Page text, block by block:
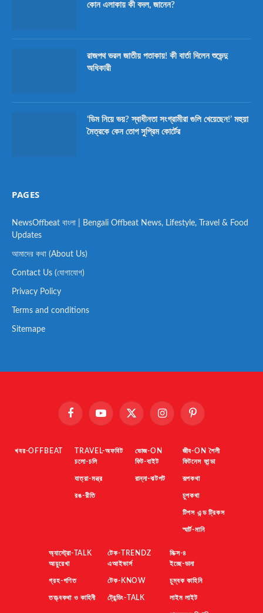
কোন এলাকায় কী বদল, জানেন?
রাজপথ ভরল জাতীয় পতাকায়! কী বার্তা দিলেন শুভেন্দু
অধিকারী
‘ডিম নিয়ে ভয়? স্বাধীনতা সংগ্রামীরা গুলি খেয়েছেন!’ মহুয়া
মৈত্রকে কেন তোপ সুপ্রিম কোর্টের
PAGES
NewsOffbeat বাংলা | Bengali Offbeat News, Lifestyle, Travel & Food
Updates
আমাদের কথা (About Us)
Contact Us (যোগাযোগ)
Privacy Policy
Terms and conditions
Sitemape
FacebookYouTube X
InstagramPinterest
খবর-OFFBEAT
TRAVEL-অফবিট
চলো-চলি
যাত্রা-মন্ত্র
রঙ-রীতি
ভোজ-ON
ফিট-বাইট
রান্না-ঝটপট
জীব-ON শৈলী
ফিটনেস ফান্ডা
রূপকথা
চুপকথা
টিপস এন্ড ট্রিকস
স্মার্ট-মানি
অ্যাস্ট্রো-TALK
আয়ুরেখা
গ্রহ-গণিত
তত্ত্বকথা ও কাহিনী
টেক-TRENDZ
এআইভার্স
টেক-KNOW
ট্রেন্ডিং-TALK
মিক্স-৪
ইচ্ছে-ডানা
চুম্বক কাহিনি
লাইম লাইট